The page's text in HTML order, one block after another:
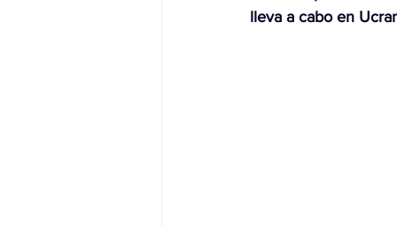
lleva a cabo en